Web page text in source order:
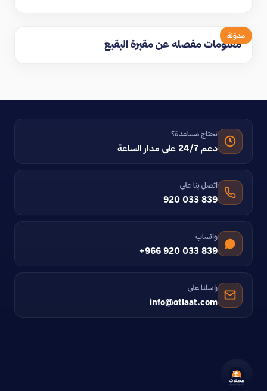
مدوّنة
معلومات مفصله عن مقبرة البقيع
تحتاج مساعدة؟
دعم 24/7 على مدار الساعة
اتصل بنا على
920 033 839
واتساب
+966 920 033 839
راسلنا على
info@otlaat.com